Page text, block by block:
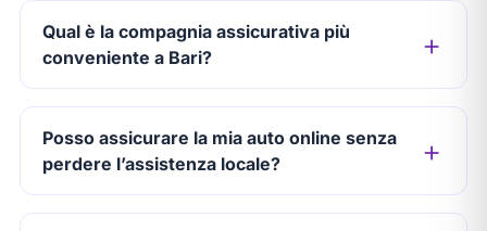
Qual è la compagnia assicurativa più
conveniente a Bari?
Posso assicurare la mia auto online senza
perdere l’assistenza locale?